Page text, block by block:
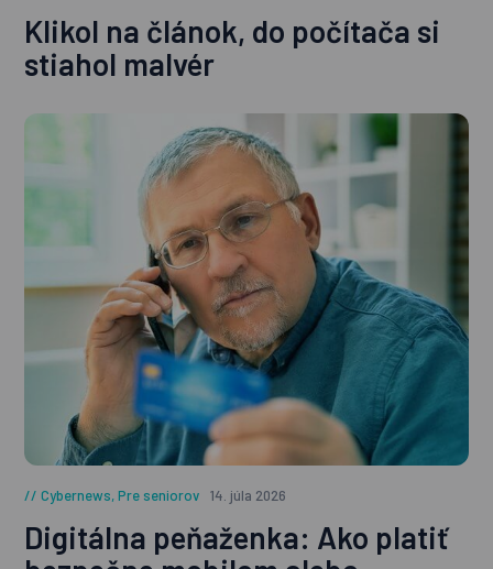
Klikol na článok, do počítača si
stiahol malvér
Cybernews,Pre seniorov 14. júla 2026
Digitálna peňaženka: Ako platiť